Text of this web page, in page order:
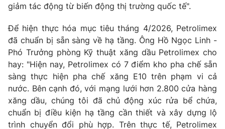
giảm tác động từ biến động thị trường quốc tế".
Để hiện thực hóa mục tiêu tháng 4/2026, Petrolimex
đã chuẩn bị sẵn sàng về hạ tầng. Ông Hồ Ngọc Linh -
Phó Trưởng phòng Kỹ thuật xăng dầu Petrolimex cho
hay: "Hiện nay, Petrolimex có 7 điểm kho pha chế sẵn
sàng thực hiện pha chế xăng E10 trên phạm vi cả
nước. Bên cạnh đó, với mạng lưới hơn 2.800 cửa hàng
xăng dầu, chúng tôi đã chủ động xúc rửa bể chứa,
chuẩn bị điều kiện hạ tầng cần thiết và xây dựng lộ
trình chuyển đổi phù hợp. Trên thực tế, Petrolimex